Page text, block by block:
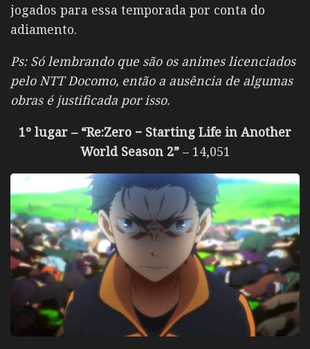
jogados para essa temporada por conta do
adiamento.
Ps: Só lembrando que são os animes licenciados
pelo NTT Docomo, então a ausência de algumas
obras é justificada por isso.
1º lugar – “Re:Zero − Starting Life in Another
World Season 2”– 14,051